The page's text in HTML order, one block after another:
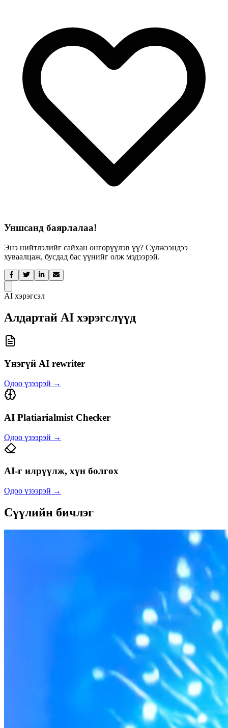
Уншсанд баярлалаа!
Энэ нийтлэлийг сайхан өнгөрүүлэв үү? Сүлжээндээ
хуваалцаж, бусдад бас үүнийг олж мэдээрэй.
AI хэрэгсэл
Алдартай AI хэрэгслүүд
Үнэгүй AI rewriter
Одоо үзээрэй →
AI Platiarialmist Checker
Одоо үзээрэй →
AI-г илрүүлж, хүн болгох
Одоо үзээрэй →
Сүүлийн бичлэг